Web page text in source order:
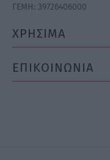
ΓΕΜΗ: 39726406000
ΧΡΗΣΙΜΑ
ΕΠΙΚΟΙΝΩΝΙΑ